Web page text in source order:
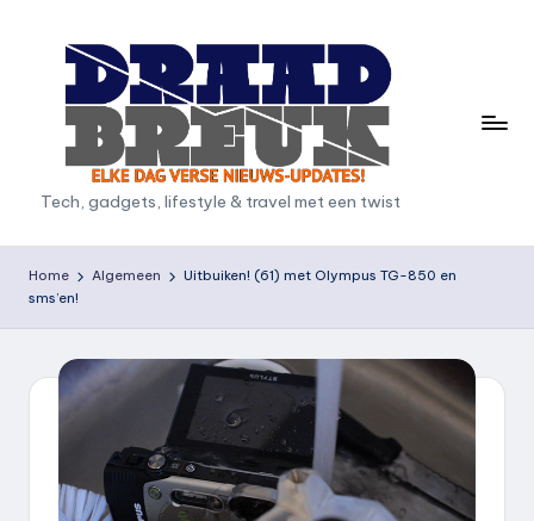
D
r
a
a
b
Tech, gadgets, lifestyle & travel met een twist
Home Algemeen
Uitbuiken! (61) met Olympus TG-850 en
sms’en!